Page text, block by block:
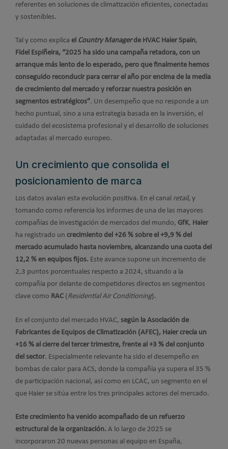
referentes en soluciones de climatización eficientes, conectadas
y sostenibles.
Tal y como explica el Country Managerde HVAC Haier Spain,
Fidel Espiñeira, “2025 ha sido una campaña retadora, con un
arranque más lento de lo esperado, pero que finalmente hemos
conseguido reconducir para cerrar el año por encima de la media
de crecimiento del mercado y reforzar nuestra posición en
segmentos estratégicos”. Un desempeño que no responde a un
hecho puntual, sino a una estrategia basada en la inversión, el
cuidado del ecosistema profesional y el desarrollo de soluciones
adaptadas al mercado europeo.
Un crecimiento que consolida el
posicionamiento de marca
Los datos avalan esta evolución positiva. En el canal retail, y
tomando como referencia los informes de una de las mayores
compañías de investigación de mercados del mundo, GfK, Haier
ha registrado un crecimiento del +26 % sobre el +9,9 % del
mercado acumulado hasta noviembre, alcanzando una cuota del
12,2 % en equipos fijos. Este avance supone un incremento de
2,3 puntos porcentuales respecto a 2024, situando a la
compañía por delante de competidores directos en segmentos
clave como RAC ( Residential Air Conditioning).
En el conjunto del mercado HVAC, según la Asociación de
Fabricantes de Equipos de Climatización (AFEC), Haier crecía un
+16 % al cierre del tercer trimestre, frente al +3 % del conjunto
del sector. Especialmente relevante ha sido el desempeño en
bombas de calor para ACS, donde la compañía ya supera el 35 %
de participación nacional, así como en LCAC, un segmento en el
que Haier se sitúa entre los tres principales actores del mercado.
Este crecimiento ha venido acompañado de un refuerzo
estructural de la organización. A lo largo de 2025 se
incorporaron 20 nuevas personas al equipo en España,